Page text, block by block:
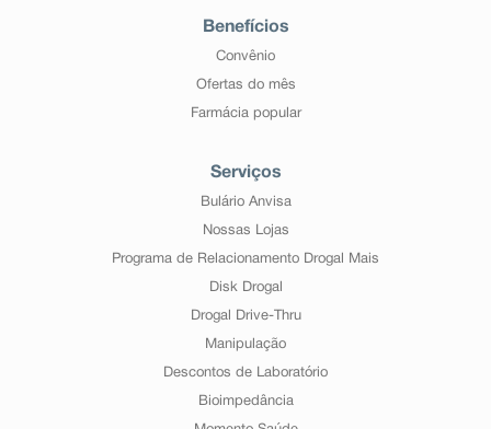
Benefícios
Convênio
Ofertas do mês
Farmácia popular
Serviços
Bulário Anvisa
Nossas Lojas
Programa de Relacionamento Drogal Mais
Disk Drogal
Drogal Drive-Thru
Manipulação
Descontos de Laboratório
Bioimpedância